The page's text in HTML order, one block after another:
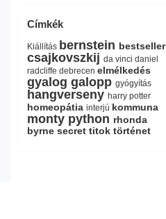
Címkék
Kiállítás bernstein bestseller
csajkovszkij da vinci daniel
radcliffe debrecen elmélkedés
gyalog galopp gyógyítás
hangverseny harry potter
homeopátia interjú kommuna
monty python rhonda
byrne secret titok történet